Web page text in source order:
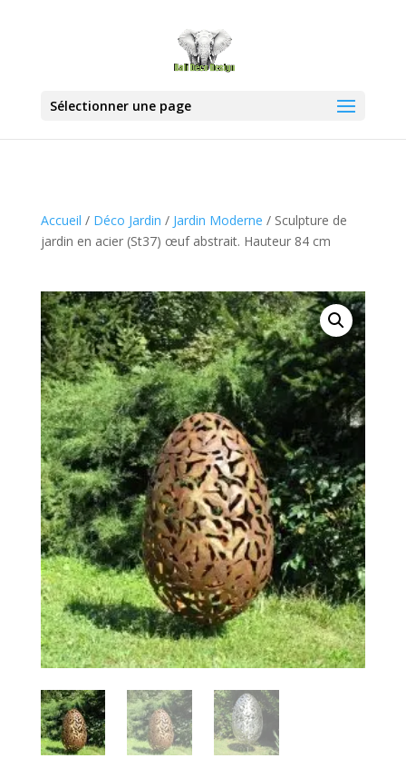
Sélectionner une page
Accueil / Déco Jardin / Jardin Moderne / Sculpture de
jardin en acier (St37) œuf abstrait. Hauteur 84 cm